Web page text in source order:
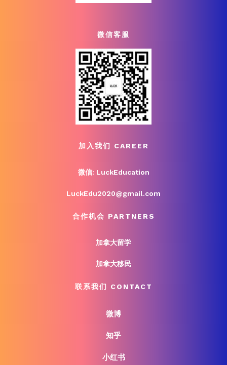
微信客服
加入我们 CAREER
微信: LuckEducation
LuckEdu2020@gmail.com
合作机会 PARTNERS
加拿大留学
加拿大移民
联系我们 CONTACT
微博
知乎
小红书